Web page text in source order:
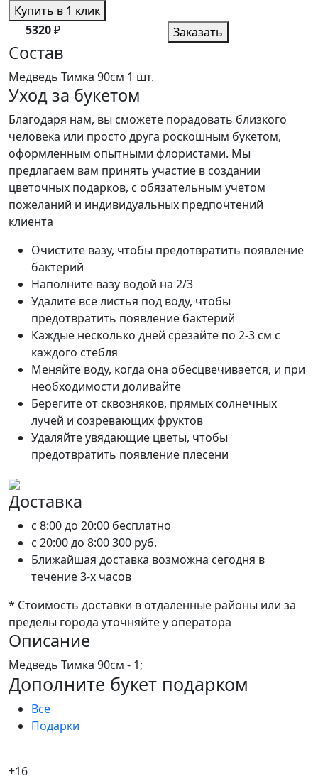
Купить в 1 клик
5320₽ Заказать
Состав
Медведь Тимка 90см 1 шт.
Уход за букетом
Благодаря нам, вы сможете порадовать близкого
человека или просто друга роскошным букетом,
оформленным опытными флористами. Мы
предлагаем вам принять участие в создании
цветочных подарков, с обязательным учетом
пожеланий и индивидуальных предпочтений
клиента
Очистите вазу, чтобы предотвратить появление
бактерий
Наполните вазу водой на 2/3
Удалите все листья под воду, чтобы
предотвратить появление бактерий
Каждые несколько дней срезайте по 2-3 см с
каждого стебля
Меняйте воду, когда она обесцвечивается, и при
необходимости доливайте
Берегите от сквозняков, прямых солнечных
лучей и созревающих фруктов
Удаляйте увядающие цветы, чтобы
предотвратить появление плесени
Доставка
c 8:00 до 20:00 бесплатно
c 20:00 до 8:00300 руб.
Ближайшая доставка возможна сегодня в
течение 3-х часов
* Стоимость доставки в отдаленные районы или за
пределы города уточняйте у оператора
Описание
Медведь Тимка 90см - 1;
Дополните букет подарком
Все
Подарки
+16